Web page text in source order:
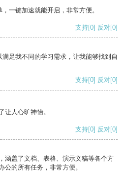
一键加速就能开启，非常方便。
支持[0] 反对[0]
足我不同的学习需求，让我能够找到自
支持[0] 反对[0]
让人心旷神怡。
支持[0] 反对[0]
涵盖了文档、表格、演示文稿等各个方
公的所有任务，非常方便。